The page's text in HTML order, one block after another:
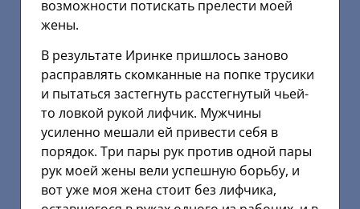
возможности потискать прелести моей
жены.
В результате Иринке пришлось заново
расправлять скомканные на попке трусики
и пытаться застегнуть расстегнутый чьей-
то ловкой рукой лифчик. Мужчины
усиленно мешали ей привести себя в
порядок. Три пары рук против одной пары
рук моей жены вели успешную борьбу, и
вот уже моя жена стоит без лифчика,